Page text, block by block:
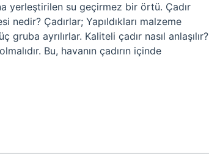
yerleştirilen su geçirmez bir örtü. Çadır
nedir? Çadırlar; Yapıldıkları malzeme
ayrılırlar. Kaliteli çadır nasıl anlaşılır?
Bu, havanın çadırın içinde